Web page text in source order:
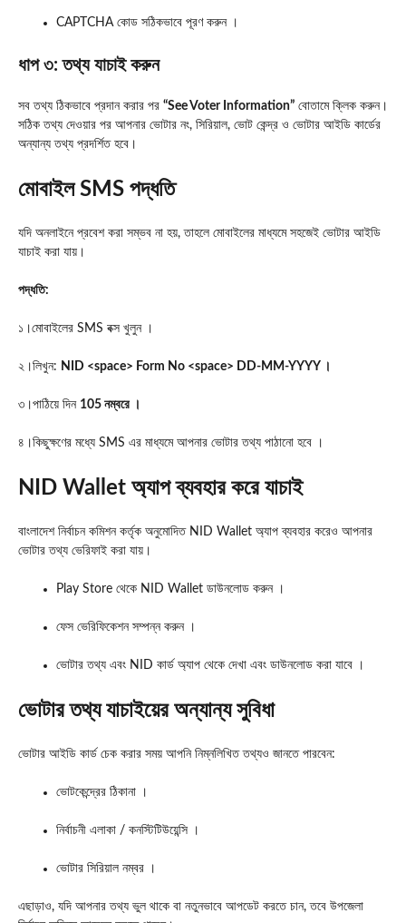
CAPTCHA কোড সঠিকভাবে পূরণ করুন ।
ধাপ ৩: তথ্য যাচাই করুন
সব তথ্য ঠিকভাবে প্রদান করার পর “See Voter Information” বোতামে ক্লিক করুন।
সঠিক তথ্য দেওয়ার পর আপনার ভোটার নং, সিরিয়াল, ভোট কেন্দ্র ও ভোটার আইডি কার্ডের
অন্যান্য তথ্য প্রদর্শিত হবে।
মোবাইল SMS পদ্ধতি
যদি অনলাইনে প্রবেশ করা সম্ভব না হয়, তাহলে মোবাইলের মাধ্যমে সহজেই ভোটার আইডি
যাচাই করা যায়।
পদ্ধতি:
১।মোবাইলের SMS বক্স খুলুন ।
২।লিখুন: NID <space> Form No <space> DD-MM-YYYY ।
৩।পাঠিয়ে দিন 105 নম্বরে ।
৪।কিছুক্ষণের মধ্যে SMS এর মাধ্যমে আপনার ভোটার তথ্য পাঠানো হবে ।
NID Wallet অ্যাপ ব্যবহার করে যাচাই
বাংলাদেশ নির্বাচন কমিশন কর্তৃক অনুমোদিত NID Wallet অ্যাপ ব্যবহার করেও আপনার
ভোটার তথ্য ভেরিফাই করা যায়।
Play Store থেকে NID Wallet ডাউনলোড করুন ।
ফেস ভেরিফিকেশন সম্পন্ন করুন ।
ভোটার তথ্য এবং NID কার্ড অ্যাপ থেকে দেখা এবং ডাউনলোড করা যাবে ।
ভোটার তথ্য যাচাইয়ের অন্যান্য সুবিধা
ভোটার আইডি কার্ড চেক করার সময় আপনি নিম্নলিখিত তথ্যও জানতে পারবেন:
ভোটকেন্দ্রের ঠিকানা ।
নির্বাচনী এলাকা / কনস্টিটিউয়েন্সি ।
ভোটার সিরিয়াল নম্বর ।
এছাড়াও, যদি আপনার তথ্য ভুল থাকে বা নতুনভাবে আপডেট করতে চান, তবে উপজেলা